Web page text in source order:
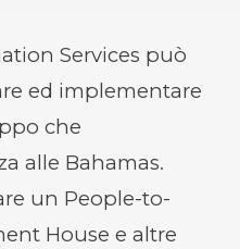
Services può
ed implementare
che
alle Bahamas.
un People-to-
House e altre